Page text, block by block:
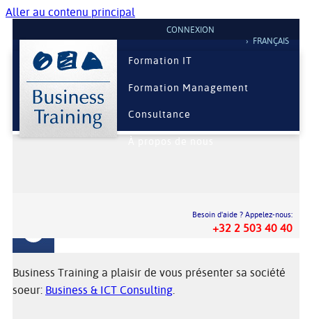
Aller au contenu principal
FRANÇAIS
CONNEXION
Formation IT
Formation Management
Consultance
À propos de nous
Besoin d'aide ? Appelez-nous:
+32 2 503 40 40
Business Training a plaisir de vous présenter sa société
soeur: Business & ICT Consulting.